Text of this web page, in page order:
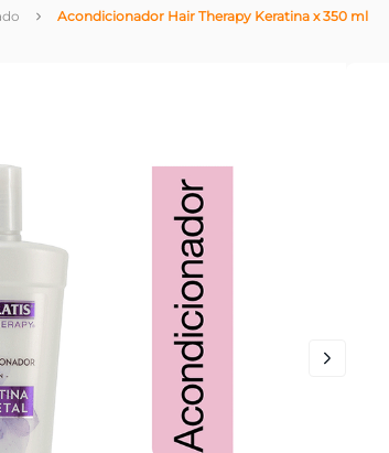
Acondicionador Hair Therapy Keratina x 350 ml